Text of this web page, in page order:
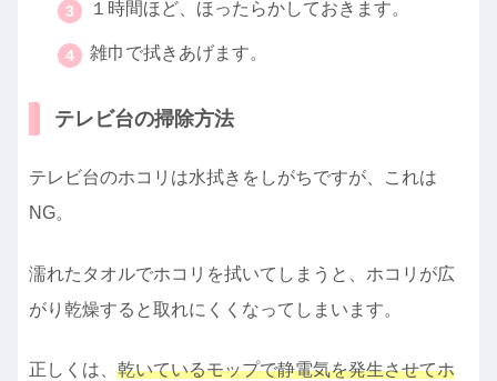
１時間ほど、ほったらかしておきます。
雑巾で拭きあげます。
テレビ台の掃除方法
テレビ台のホコリは水拭きをしがちですが、これは
NG。
濡れたタオルでホコリを拭いてしまうと、ホコリが広
がり乾燥すると取れにくくなってしまいます。
正しくは、 乾いているモップで静電気を発生させてホ